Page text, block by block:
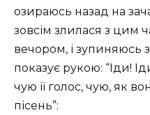
озираюсь назад на
зовсім злилася з цим
вечором, і зупиняюсь
показує рукою: “Іди!
чую її голос, чую, як
пісень”: